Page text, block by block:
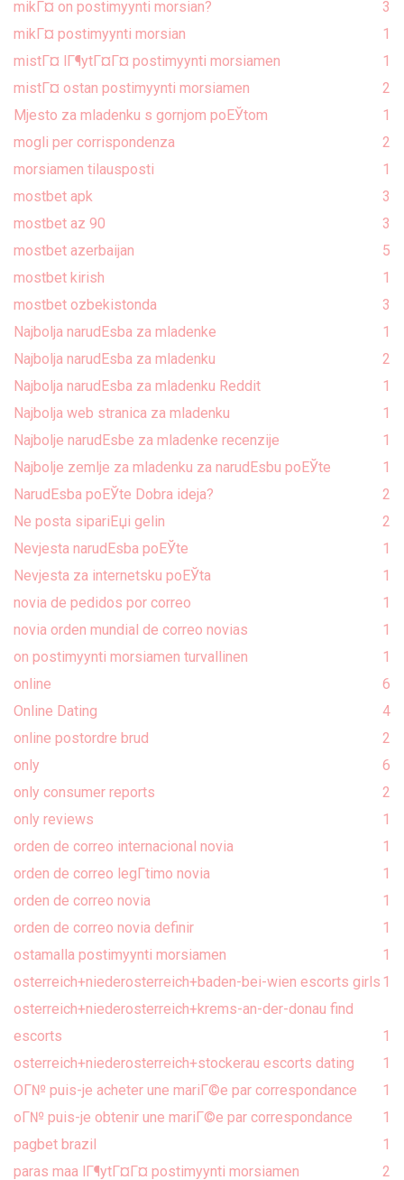
mikГ¤ on postimyynti morsian?
3
mikГ¤ postimyynti morsian
1
mistГ¤ lГ¶ytГ¤Г¤ postimyynti morsiamen
1
mistГ¤ ostan postimyynti morsiamen
2
Mjesto za mladenku s gornjom poЕЎtom
1
mogli per corrispondenza
2
morsiamen tilausposti
1
mostbet apk
3
mostbet az 90
3
mostbet azerbaijan
5
mostbet kirish
1
mostbet ozbekistonda
3
Najbolja narudЕѕba za mladenke
1
Najbolja narudЕѕba za mladenku
2
Najbolja narudЕѕba za mladenku Reddit
1
Najbolja web stranica za mladenku
1
Najbolje narudЕѕbe za mladenke recenzije
1
Najbolje zemlje za mladenku za narudЕѕbu poЕЎte
1
NarudЕѕba poЕЎte Dobra ideja?
2
Ne posta sipariЕџi gelin
2
Nevjesta narudЕѕba poЕЎte
1
Nevjesta za internetsku poЕЎta
1
novia de pedidos por correo
1
novia orden mundial de correo novias
1
on postimyynti morsiamen turvallinen
1
online
6
Online Dating
4
online postordre brud
2
only
6
only consumer reports
2
only reviews
1
orden de correo internacional novia
1
orden de correo legГ­timo novia
1
orden de correo novia
1
orden de correo novia definir
1
ostamalla postimyynti morsiamen
1
osterreich+niederosterreich+baden-bei-wien escorts girls 1
osterreich+niederosterreich+krems-an-der-donau find
escorts
1
osterreich+niederosterreich+stockerau escorts dating
1
OГ№ puis-je acheter une mariГ©e par correspondance
1
oГ№ puis-je obtenir une mariГ©e par correspondance
1
pagbet brazil
1
paras maa lГ¶ytГ¤Г¤ postimyynti morsiamen
2